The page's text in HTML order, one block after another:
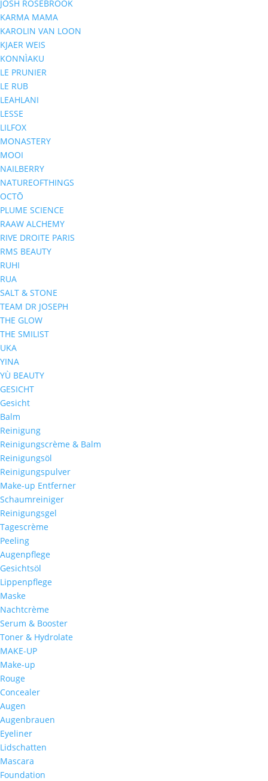
JOSH ROSEBROOK
KARMA MAMA
KAROLIN VAN LOON
KJAER WEIS
KONNÌAKU
LE PRUNIER
LE RUB
LEAHLANI
LESSE
LILFOX
MONASTERY
MOOI
NAILBERRY
NATUREOFTHINGS
OCTŌ
PLUME SCIENCE
RAAW ALCHEMY
RIVE DROITE PARIS
RMS BEAUTY
RUHI
RUA
SALT & STONE
TEAM DR JOSEPH
THE GLOW
THE SMILIST
UKA
YINA
YÙ BEAUTY
GESICHT
Gesicht
Balm
Reinigung
Reinigungscrème & Balm
Reinigungsöl
Reinigungspulver
Make-up Entferner
Schaumreiniger
Reinigungsgel
Tagescrème
Peeling
Augenpflege
Gesichtsöl
Lippenpflege
Maske
Nachtcrème
Serum & Booster
Toner & Hydrolate
MAKE-UP
Make-up
Rouge
Concealer
Augen
Augenbrauen
Eyeliner
Lidschatten
Mascara
Foundation